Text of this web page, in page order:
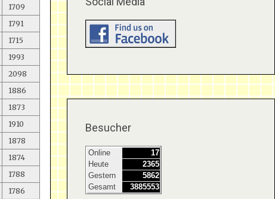
1709
1791
1715
1993
2098
1886
1873
1910
1878
1874
1788
1786
Besucher
Online
17
Heute
2365
Gestern
5862
Gesamt
3885553